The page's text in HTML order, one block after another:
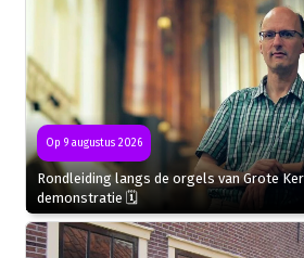
Op 9 augustus 2026
Rondleiding langs de orgels van Grote
demonstratie 🗓